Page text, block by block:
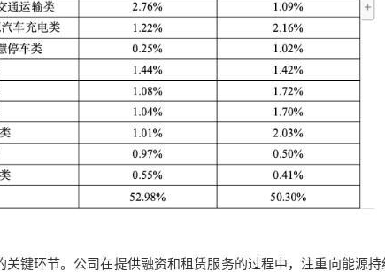
键环节。公司在提供融资和租赁服务的过程中，注重向能源